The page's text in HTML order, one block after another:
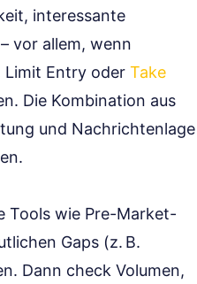
interessante
vor allem, wenn
Limit Entry oder Take
Die Kombination aus
und Nachrichtenlage
Tools wie Pre-Market-
Gaps (z. B.
Dann check Volumen,